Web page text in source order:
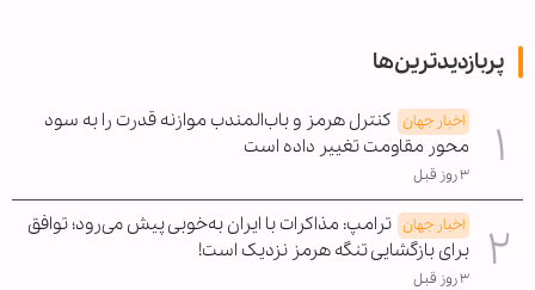
پربازدیدترین‌ها
اخبار جهان کنترل هرمز و باب‌المندب موازنه قدرت را به سود
محور مقاومت تغییر داده است
۳ روز قبل
اخبار جهان ترامپ: مذاکرات با ایران به‌خوبی پیش می‌رود؛ توافق
برای بازگشایی تنگه هرمز نزدیک است!
۳ روز قبل